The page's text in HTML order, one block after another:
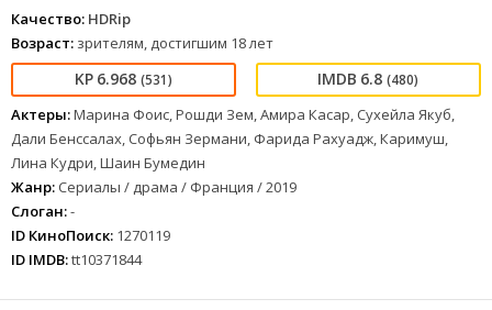
Качество: HDRip
Возраст: зрителям, достигшим 18 лет
6.968 (531) 6.8 (480)
Актеры:Марина Фоис, Рошди Зем, Амира Касар, Сухейла Якуб,
Дали Бенссалах, Софьян Зермани, Фарида Рахуадж, Каримуш,
Лина Кудри, Шаин Бумедин
Жанр: Сериалы / драма / Франция / 2019
Слоган:-
ID КиноПоиск: 1270119
ID IMDB:tt10371844